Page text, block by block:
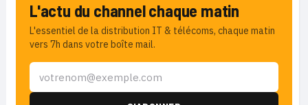
L'actu du channel chaque matin
L'essentiel de la distribution IT & télécoms, chaque matin
vers 7h dans votre boîte mail.